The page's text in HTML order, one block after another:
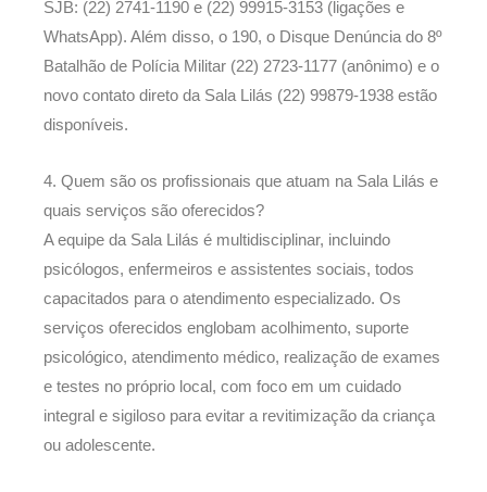
SJB: (22) 2741-1190 e (22) 99915-3153 (ligações e
WhatsApp). Além disso, o 190, o Disque Denúncia do 8º
Batalhão de Polícia Militar (22) 2723-1177 (anônimo) e o
novo contato direto da Sala Lilás (22) 99879-1938 estão
disponíveis.
4. Quem são os profissionais que atuam na Sala Lilás e
quais serviços são oferecidos?
A equipe da Sala Lilás é multidisciplinar, incluindo
psicólogos, enfermeiros e assistentes sociais, todos
capacitados para o atendimento especializado. Os
serviços oferecidos englobam acolhimento, suporte
psicológico, atendimento médico, realização de exames
e testes no próprio local, com foco em um cuidado
integral e sigiloso para evitar a revitimização da criança
ou adolescente.